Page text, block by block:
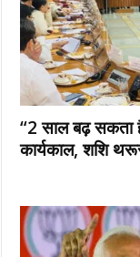
“2 साल बढ़ सकता
कार्यकाल, शशि